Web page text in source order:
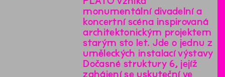
monumentální divadelní a
koncertní scéna inspirovaná
architektonickým projektem
starým sto let. Jde o jednu z
uměleckých instalací výstavy
Dočasné struktury 6, jejíž
zahájení se uskuteční ve